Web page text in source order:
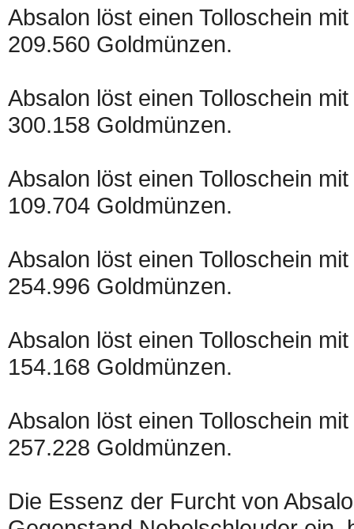
Absalon löst einen Tolloschein
209.560 Goldmünzen.
Absalon löst einen Tolloschein
300.158 Goldmünzen.
Absalon löst einen Tolloschein
109.704 Goldmünzen.
Absalon löst einen Tolloschein
254.996 Goldmünzen.
Absalon löst einen Tolloschein
154.168 Goldmünzen.
Absalon löst einen Tolloschein
257.228 Goldmünzen.
Die Essenz der Furcht von